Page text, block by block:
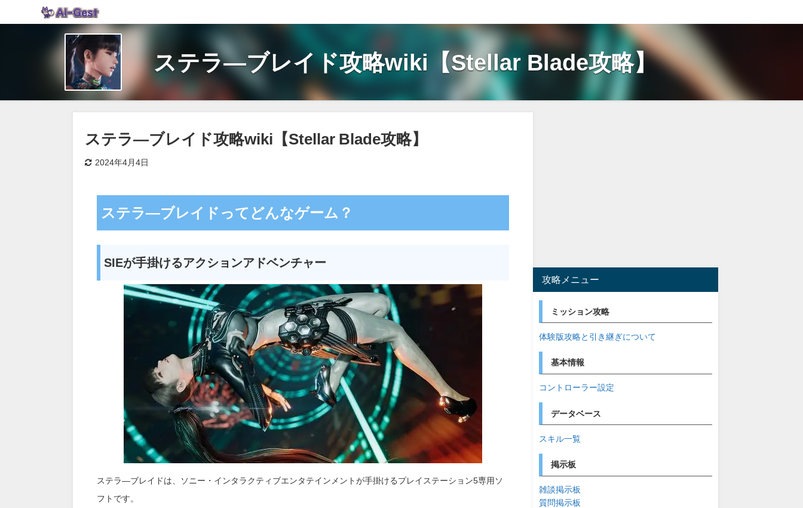
ステラ―ブレイド攻略wiki【Stellar Blade攻略】
ステラ―ブレイド攻略wiki【Stellar Blade攻略】
2024年4月4日
ステラ―ブレイドってどんなゲーム？
SIEが手掛けるアクションアドベンチャー
ステラ―ブレイドは、ソニー・インタラクティブエンタテインメントが手掛けるプレイステーション5専用ソ
フトです。
攻略メニュー
ミッション攻略
体験版攻略と引き継ぎについて
基本情報
コントローラー設定
データベース
スキル一覧
掲示板
雑談掲示板
質問掲示板